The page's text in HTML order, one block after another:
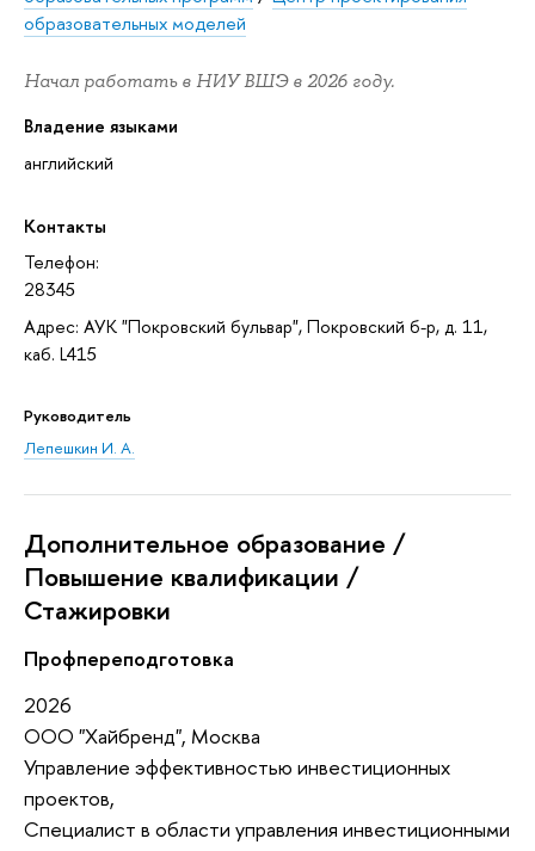
образовательных моделей
Начал работать в НИУ ВШЭ в 2026 году.
Владение языками
английский
Контакты
Телефон:
28345
Адрес: АУК "Покровский бульвар", Покровский б-р, д. 11,
каб. L415
Руководитель
Лепешкин И. А.
Дополнительное образование /
Повышение квалификации /
Стажировки
Профпереподготовка
2026
ООО "Хайбренд", Москва
Управление эффективностью инвестиционных
проектов,
Специалист в области управления инвестиционными